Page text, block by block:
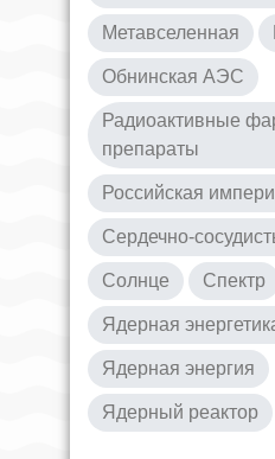
Метавселенная
Обнинская АЭС
Радиоактивные
препараты
Российская
Сердечно-
Солнце Спектр
Ядерная
Ядерная энергия
Ядерный реактор